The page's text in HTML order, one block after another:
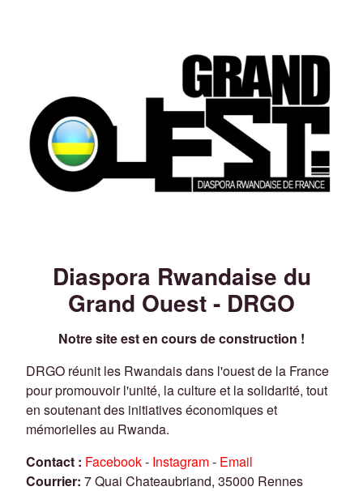
Diaspora Rwandaise du
Grand Ouest - DRGO
Notre site est en cours de construction !
DRGO réunit les Rwandais dans l'ouest de la France
pour promouvoir l'unité, la culture et la solidarité, tout
en soutenant des initiatives économiques et
mémorielles au Rwanda.
Contact : Facebook- Instagram- Email
Courrier: 7 Quai Chateaubriand, 35000 Rennes